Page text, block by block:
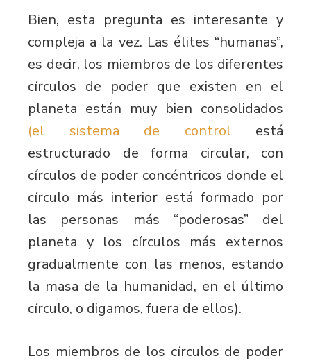
Bien, esta pregunta es interesante y
compleja a la vez. Las élites “humanas”,
es decir, los miembros de los diferentes
círculos de poder que existen en el
planeta están muy bien consolidados
(el sistema de control está
estructurado de forma circular, con
círculos de poder concéntricos donde el
círculo más interior está formado por
las personas más “poderosas” del
planeta y los círculos más externos
gradualmente con las menos, estando
la masa de la humanidad, en el último
círculo, o digamos, fuera de ellos).
Los miembros de los círculos de poder